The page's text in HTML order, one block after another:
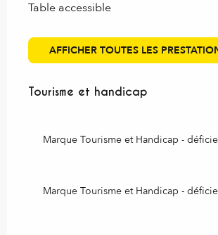
Table accessible
AFFICHER TOUTES LES
Tourisme et handicap
Tourisme et handicap
Marque Tourisme et Handicap -
Marque Tourisme et Handicap -